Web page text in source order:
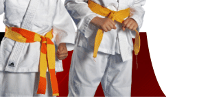
Judo
Judo et Handicap
Jujitsu
Taïso
Ne Waza - Jujitsu Brésilien
?>